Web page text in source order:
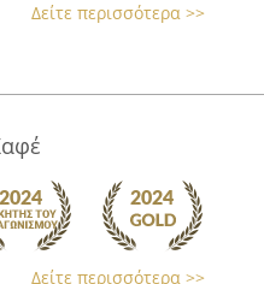
Δείτε περισσότερα >>
Δείτε περισσότερα >>